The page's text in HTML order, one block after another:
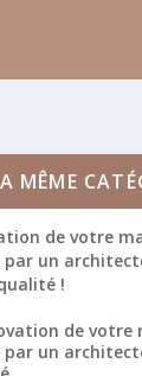
MÊME
de votre
par un
!